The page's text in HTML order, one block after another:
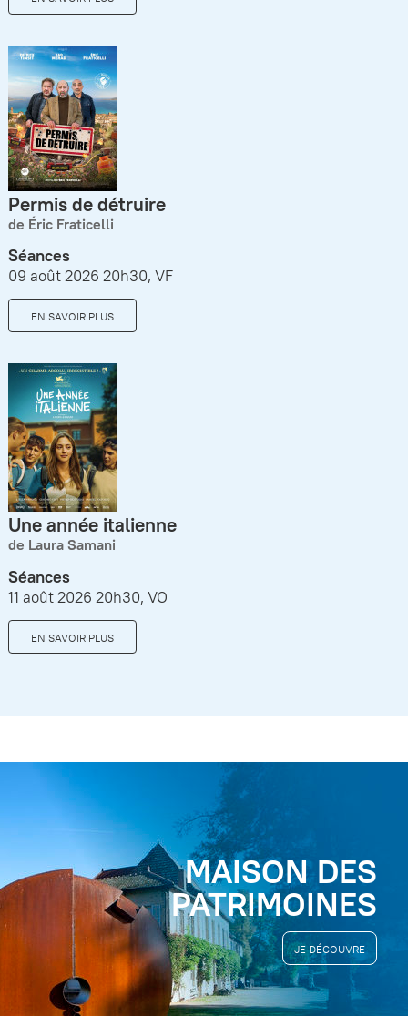
Permis de détruire
de Éric Fraticelli
Séances
09 août 2026 20h30, VF
EN SAVOIR PLUS
Une année italienne
de Laura Samani
Séances
11 août 2026 20h30, VO
EN SAVOIR PLUS
MAISON DES
PATRIMOINES
JE DÉCOUVRE